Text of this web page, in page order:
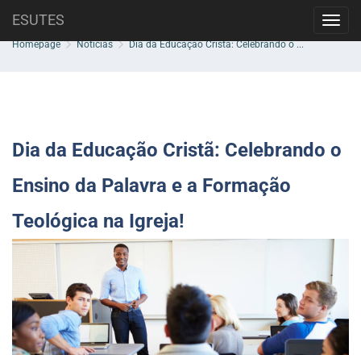
ESUTES
content
Blog
Homepage Notícias Dia da Educação Cristã: Celebrando o ...
Dia da Educação Cristã: Celebrando o
Ensino da Palavra e a Formação
Teológica na Igreja!